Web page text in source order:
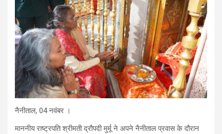
नैनीताल, 04 नवंबर ।
माननीय राष्ट्रपति श्रीमती द्रौपदी मुर्मू ने अपने नैनीताल प्रवास के दौरान